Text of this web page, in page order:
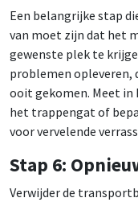
Een belangrijke stap
van moet zijn dat het
gewenste plek te
problemen opleveren,
ooit gekomen. Meet in
het trappengat of
voor vervelende
Stap 6:
Verwijder de